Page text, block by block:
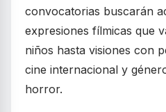
convocatorias buscarán
expresiones fílmicas que
niños hasta visiones con
cine internacional y
horror.